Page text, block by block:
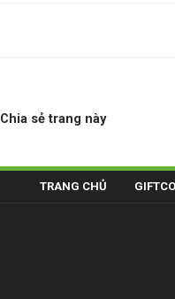
Chia sẻ trang này
TRANG CHỦ